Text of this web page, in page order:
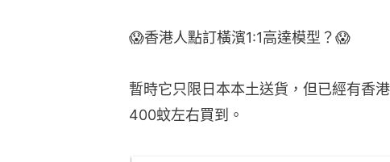
😱香港人點訂橫濱1:1高達模型？😱
暫時它只限日本本土送貨，但已經有香
400蚊左右買到。